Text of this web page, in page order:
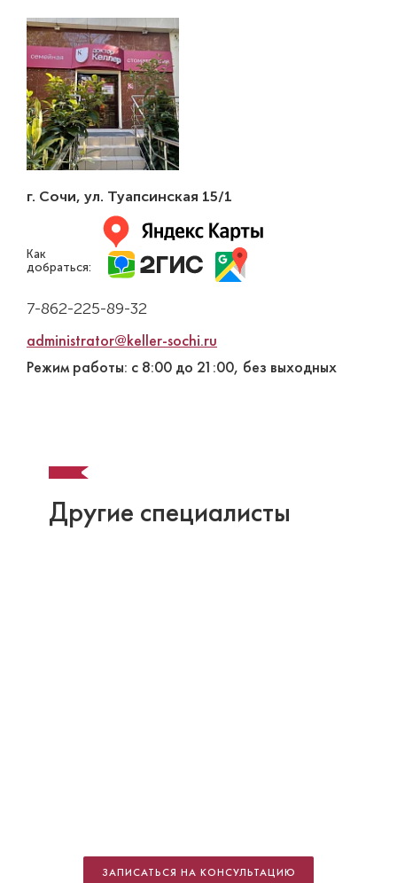
г. Сочи, ул. Туапсинская 15/1
Как
добраться:
7-862-225-89-32
administrator@keller-sochi.ru
Режим работы: с 8:00 до 21:00, без выходных
Другие специалисты
ЗАПИСАТЬСЯ НА КОНСУЛЬТАЦИЮ